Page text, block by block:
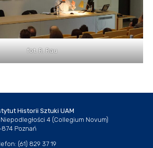
fot. R. Rau
Historii Sztuki UAM
Niepodległości 4 (Collegium Novum)
874 Poznań
(61) 829 37 19